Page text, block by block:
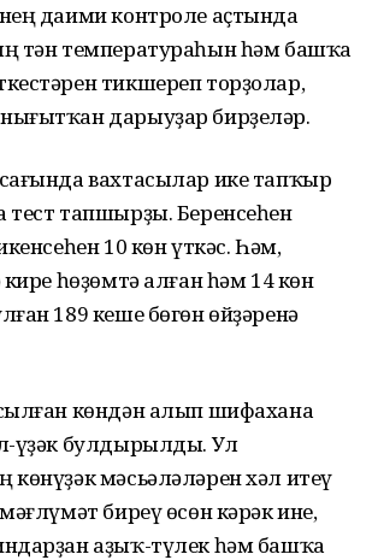
даими контроле аҫтында
тән температураһын һәм башҡа
тикшереп торҙолар,
дарыуҙар бирҙеләр.
вахтасылар ике тапҡыр
тест тапшырҙы. Беренсеһен
10 көн үткәс. Һәм,
һөҙөмтә алған һәм 14 көн
189 кеше бөгөн өйҙәренә
көндән алып шифахана
үҙәк булдырылды. Ул
көнүҙәк мәсьәләләрен хәл итеү
биреү өсөн кәрәк ине,
аҙыҡ-түлек һәм башҡа